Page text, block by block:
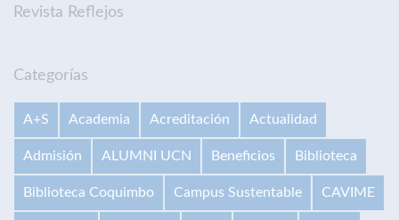
Revista Reflejos
Categorías
A+S Academia Acreditación Actualidad
Admisión ALUMNI UCN Beneficios Biblioteca
Biblioteca Coquimbo Campus Sustentable CAVIME